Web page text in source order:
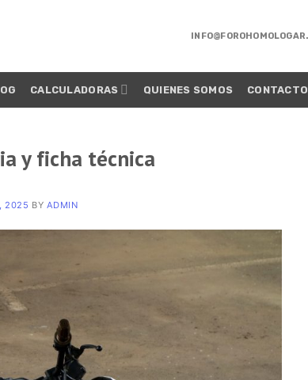
CALCULADORAS QUIENES SOMOS CONTACTO
y ficha técnica
2025 BY ADMIN